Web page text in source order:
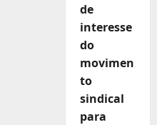
de
interesse
do
movimen
to
sindical
para